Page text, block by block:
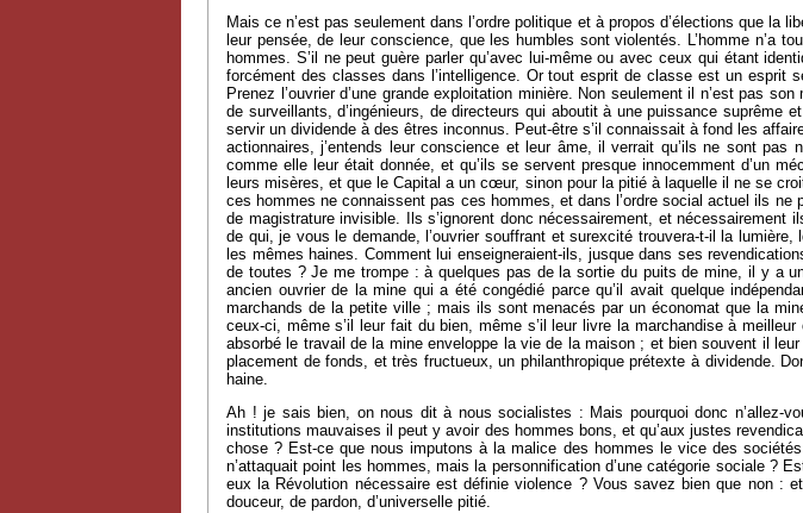
Mais ce n’est pas seulement dans l’ordre politique et à propos d’élections que la
leur pensée, de leur conscience, que les humbles sont violentés. L’homme n’a
hommes. S’il ne peut guère parler qu’avec lui-même ou avec ceux qui étant
forcément des classes dans l’intelligence. Or tout esprit de classe est un
Prenez l’ouvrier d’une grande exploitation minière. Non seulement il n’est pas
de surveillants, d’ingénieurs, de directeurs qui aboutit à une puissance suprême
servir un dividende à des êtres inconnus. Peut-être s’il connaissait à fond les
actionnaires, j’entends leur conscience et leur âme, il verrait qu’ils ne sont
comme elle leur était donnée, et qu’ils se servent presque innocemment d’un
leurs misères, et que le Capital a un cœur, sinon pour la pitié à laquelle il ne se
ces hommes ne connaissent pas ces hommes, et dans l’ordre social actuel ils
de magistrature invisible. Ils s’ignorent donc nécessairement, et
de qui, je vous le demande, l’ouvrier souffrant et surexcité trouvera-t-il la
les mêmes haines. Comment lui enseigneraient-ils, jusque dans ses
de toutes ? Je me trompe : à quelques pas de la sortie du puits de mine, il y a
ancien ouvrier de la mine qui a été congédié parce qu’il avait quelque
marchands de la petite ville ; mais ils sont menacés par un économat que la
ceux-ci, même s’il leur fait du bien, même s’il leur livre la marchandise à
absorbé le travail de la mine enveloppe la vie de la maison ; et bien souvent il
placement de fonds, et très fructueux, un philanthropique prétexte à dividende.
haine.
Ah ! je sais bien, on nous dit à nous socialistes : Mais pourquoi donc n’allez-
institutions mauvaises il peut y avoir des hommes bons, et qu’aux justes
chose ? Est-ce que nous imputons à la malice des hommes le vice des
n’attaquait point les hommes, mais la personnification d’une catégorie sociale ?
eux la Révolution nécessaire est définie violence ? Vous savez bien que non
douceur, de pardon, d’universelle pitié.